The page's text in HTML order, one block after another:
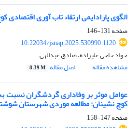
الگوی پارادایمی ارتقاء تاب آوری اقتصادی
صفحه131-146
10.22034/jsnap.2025.530990.1120
جواد حاجی علیزاده، صادق عبدالهی
مشاهده مقاله
اصل مقاله 8.39 M
عوامل موثر بر وفاداری گردشگران نسبت
کوچ نشینان: مطالعه موردی شهرستان
صفحه147-158